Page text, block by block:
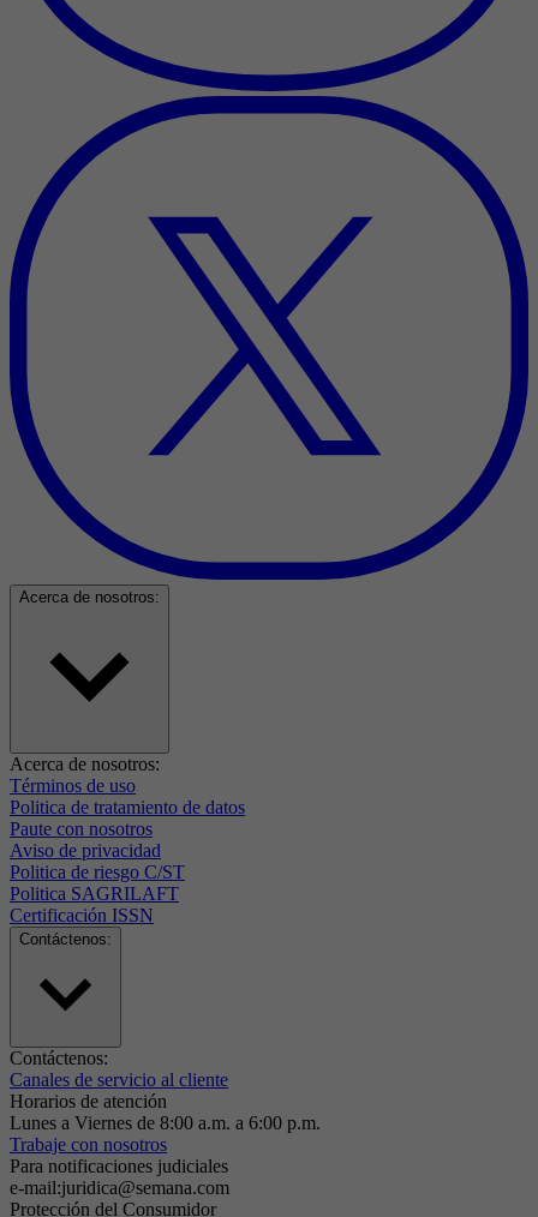
Acerca de nosotros:
Acerca de nosotros:
Términos de uso
Politica de tratamiento de datos
Paute con nosotros
Aviso de privacidad
Politica de riesgo C/ST
Politica SAGRILAFT
Certificación ISSN
Contáctenos:
Contáctenos:
Canales de servicio al cliente
Horarios de atención
Lunes a Viernes de 8:00 a.m. a 6:00 p.m.
Trabaje con nosotros
Para notificaciones judiciales
e-mail:juridica@semana.com
Protección del Consumidor